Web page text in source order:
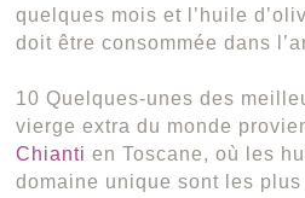
quelques mois et l’huile
doit être consommée dans
10 Quelques-unes des
vierge extra du monde
Chianti en Toscane, où les
domaine unique sont les